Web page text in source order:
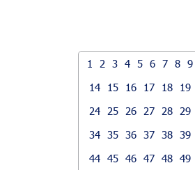
1 2 3 4 5 6 7 8 9
14
15 16 17 18 19
24
25 26 27 28 29
34 35 36 37 38 39
44 45 46 47 48 49